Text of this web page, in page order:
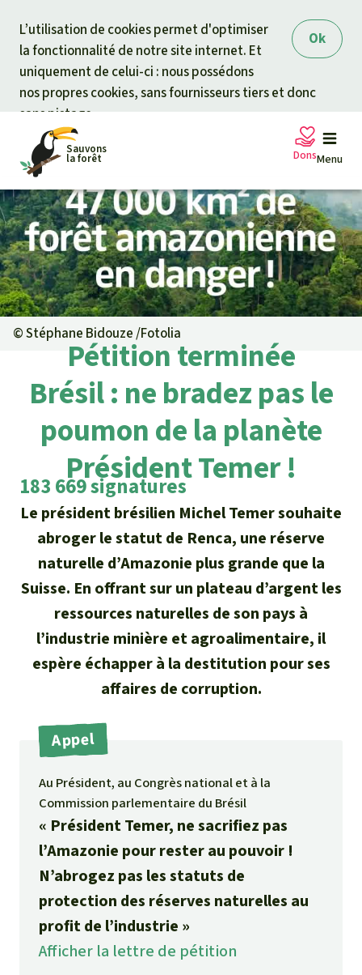
Ok
L’utilisation de cookies permet d'optimiser
la fonctionnalité de notre site internet. Et
uniquement de celui-ci : nous possédons
nos propres cookies, sans fournisseurs tiers et donc
sans pistage.
Sauvons
la forêt Menu
Pétitions
Projets
Information
Pour approfondir
Actualités
Succès
Lettre d'information
Thématiques
Climat et forêt tropicale
La biodiversité
L'huile de palme
Les aires protégées
La forêt tropicale
Le bois tropical
L'élevage industriel
L'or
L'accaparement des terres
Le braconnage
Association
Sauvons la forêt
Qui sommes-nous ?
Nous contacter
Transparence
Questions fréquentes
Rapports annuels
Mentions légales
Communiqués
Dans la presse
Français
English
Español
Italiano
Indonesia
Dons
Votre soutien est capital
Don général
Fonds d'urgence
Certificats de don
Questions & réponses
Don pour un thème
Protection des animaux
Protection des forêts tropicales
Soutien aux activistes
Don pour une région
Asie du Sud-Est
Afrique
Amérique latine
©Stéphane Bidouze /Fotolia
Pétition terminée
Brésil : ne bradez pas le
poumon de la planète
Président Temer !
183 669 signatures
Le président brésilien Michel Temer souhaite
abroger le statut de Renca, une réserve
naturelle d’Amazonie plus grande que la
Suisse. En offrant sur un plateau d’argent les
ressources naturelles de son pays à
l’industrie minière et agroalimentaire, il
espère échapper à la destitution pour ses
affaires de corruption.
Appel
Au Président, au Congrès national et à la
Commission parlementaire du Brésil
« Président Temer, ne sacrifiez pas
l’Amazonie pour rester au pouvoir !
N’abrogez pas les statuts de
protection des réserves naturelles au
profit de l’industrie »
Afficher la lettre de pétition